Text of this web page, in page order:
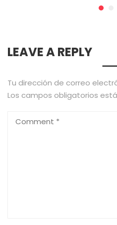
LEAVE A REPLY
Tu dirección de correo
Los campos obligatorios